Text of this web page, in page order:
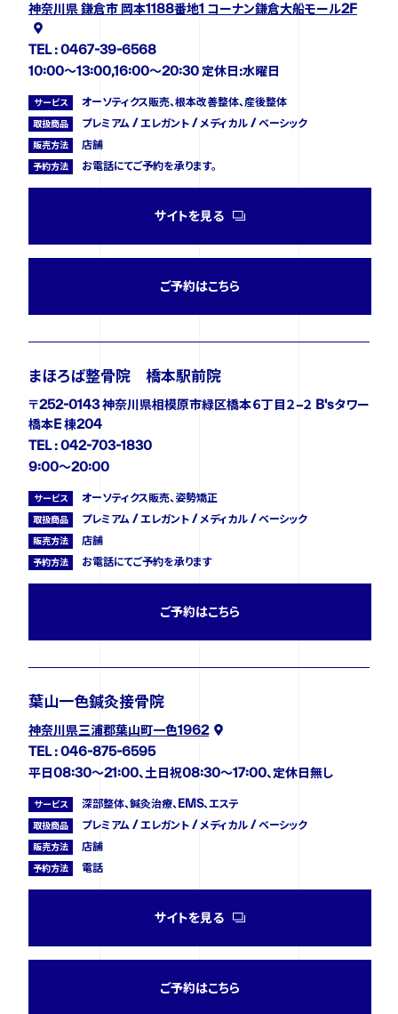
神奈川県 鎌倉市 岡本1188番地1 コーナン鎌倉大船モール2F
TEL : 0467-39-6568
10:00～13:00,16:00～20:30 定休日:水曜日
サービス オーソティクス販売、根本改善整体、産後整体
取扱商品 プレミアム / エレガント / メディカル / ベーシック
販売方法 店舗
予約方法 お電話にてご予約を承ります。
サイトを見る
ご予約はこちら
まほろば整骨院 橋本駅前院
〒252-0143 神奈川県相模原市緑区橋本６丁目２−２ B'sタワー
橋本E 棟204
TEL : 042-703-1830
9:00〜20:00
サービス オーソティクス販売、姿勢矯正
取扱商品 プレミアム / エレガント / メディカル / ベーシック
販売方法 店舗
予約方法 お電話にてご予約を承ります
ご予約はこちら
葉山一色鍼灸接骨院
神奈川県三浦郡葉山町一色1962
TEL : 046-875-6595
平日08:30〜21:00、土日祝08:30〜17:00、定休日無し
サービス 深部整体、鍼灸治療、EMS、エステ
取扱商品 プレミアム / エレガント / メディカル / ベーシック
販売方法 店舗
予約方法 電話
サイトを見る
ご予約はこちら